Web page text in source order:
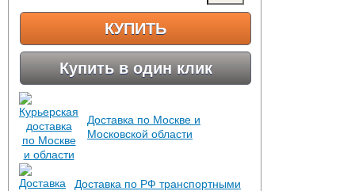
КУПИТЬ
Купить в один клик
Доставка по Москве и
Московской области
Доставка по РФ транспортными